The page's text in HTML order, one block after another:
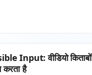
Input: वीडियो किताबों
करता है